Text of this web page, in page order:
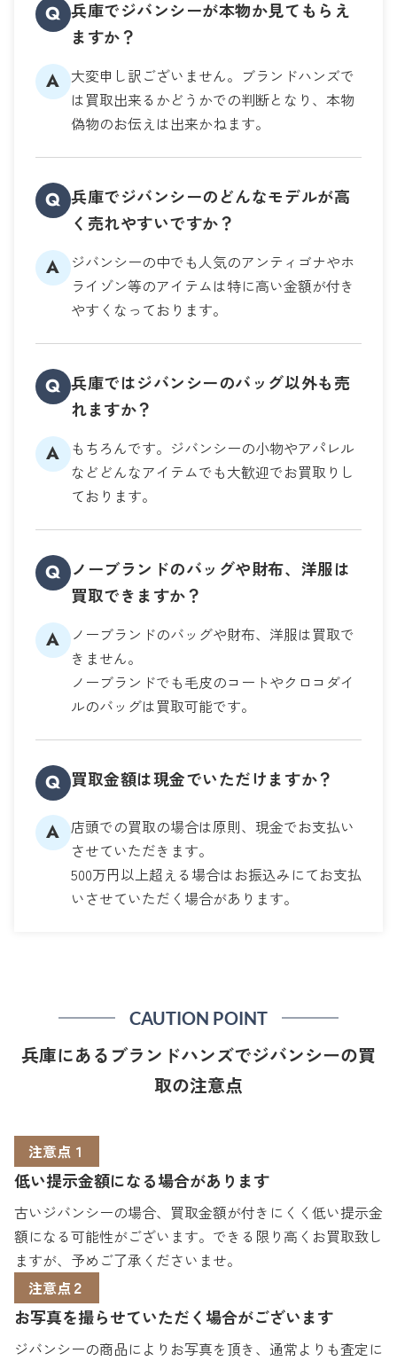
Q 兵庫でジバンシーが本物か見てもらえ
ますか？
A 大変申し訳ございません。ブランドハンズで
は買取出来るかどうかでの判断となり、本物
偽物のお伝えは出来かねます。
Q 兵庫でジバンシーのどんなモデルが高
く売れやすいですか？
A
ジバンシーの中でも人気のアンティゴナやホ
ライゾン等のアイテムは特に高い金額が付き
やすくなっております。
Q 兵庫ではジバンシーのバッグ以外も売
れますか？
A
もちろんです。ジバンシーの小物やアパレル
などどんなアイテムでも大歓迎でお買取りし
ております。
Q ノーブランドのバッグや財布、洋服は
買取できますか？
A
ノーブランドのバッグや財布、洋服は買取で
きません。
ノーブランドでも毛皮のコートやクロコダイ
ルのバッグは買取可能です。
Q 買取金額は現金でいただけますか？
A 店頭での買取の場合は原則、現金でお支払い
させていただきます。
500万円以上超える場合はお振込みにてお支払
いさせていただく場合があります。
CAUTION POINT
兵庫にあるブランドハンズでジバンシーの買
取の注意点
注意点１
低い提示金額になる場合があります
古いジバンシーの場合、買取金額が付きにくく低い提示金
額になる可能性がございます。できる限り高くお買取致し
ますが、予めご了承くださいませ。
注意点２
お写真を撮らせていただく場合がございます
ジバンシーの商品によりお写真を頂き、通常よりも査定に